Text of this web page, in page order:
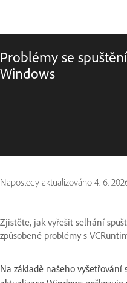
Problémy se
Windows
Naposledy aktualizováno 4. 6.
Zjistěte, jak vyřešit selhání
způsobené problémy s
Na základě našeho vyšetřování